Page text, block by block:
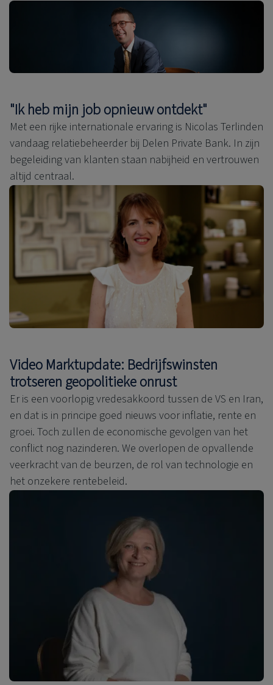
"Ik heb mijn job opnieuw ontdekt"
Met een rijke internationale ervaring is Nicolas Terlinden
vandaag relatiebeheerder bij Delen Private Bank. In zijn
begeleiding van klanten staan nabijheid en vertrouwen
altijd centraal.
Video Marktupdate: Bedrijfswinsten
trotseren geopolitieke onrust
Er is een voorlopig vredesakkoord tussen de VS en Iran,
en dat is in principe goed nieuws voor inflatie, rente en
groei. Toch zullen de economische gevolgen van het
conflict nog nazinderen. We overlopen de opvallende
veerkracht van de beurzen, de rol van technologie en
het onzekere rentebeleid.